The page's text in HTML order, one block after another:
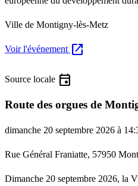
Ville de Montigny-lès-Metz
Voir l'événement open_in_new
Source locale event
Route des orgues de
dimanche 20 septembre 2026 à
Rue Général Franiatte, 57950
Dimanche 20 septembre 2026, la